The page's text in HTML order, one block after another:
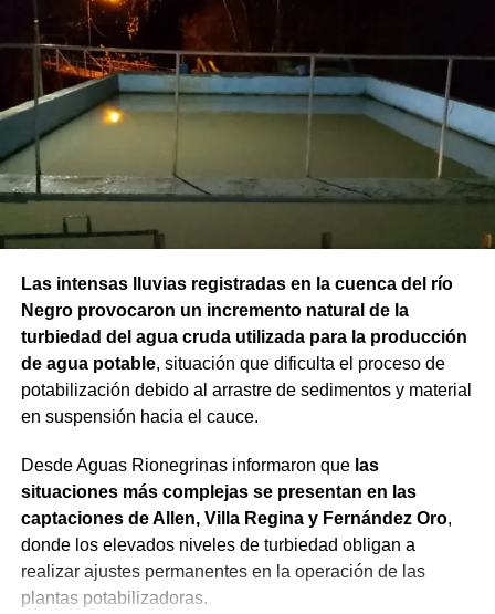
Las intensas lluvias registradas en la cuenca del río
Negro provocaron un incremento natural de la
turbiedad del agua cruda utilizada para la producción
de agua potable, situación que dificulta el proceso de
potabilización debido al arrastre de sedimentos y material
en suspensión hacia el cauce.
Desde Aguas Rionegrinas informaron que las
situaciones más complejas se presentan en las
captaciones de Allen, Villa Regina y Fernández Oro,
donde los elevados niveles de turbiedad obligan a
realizar ajustes permanentes en la operación de las
plantas potabilizadoras.